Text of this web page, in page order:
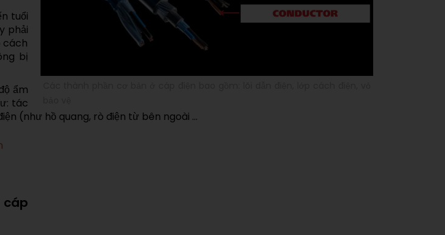
tuổi
phải
cách
bị
ẩm
tác
(như hồ quang, rò điện từ bên ngoài …
cáp